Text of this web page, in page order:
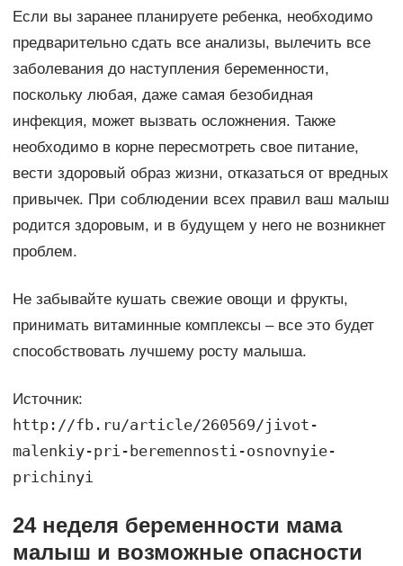
Если вы заранее планируете ребенка, необходимо
предварительно сдать все анализы, вылечить все
заболевания до наступления беременности,
поскольку любая, даже самая безобидная
инфекция, может вызвать осложнения. Также
необходимо в корне пересмотреть свое питание,
вести здоровый образ жизни, отказаться от вредных
привычек. При соблюдении всех правил ваш малыш
родится здоровым, и в будущем у него не возникнет
проблем.
Не забывайте кушать свежие овощи и фрукты,
принимать витаминные комплексы – все это будет
способствовать лучшему росту малыша.
Источник:
http://fb.ru/article/260569/jivot-
malenkiy-pri-beremennosti-osnovnyie-
prichinyi
24 неделя беременности мама
малыш и возможные опасности